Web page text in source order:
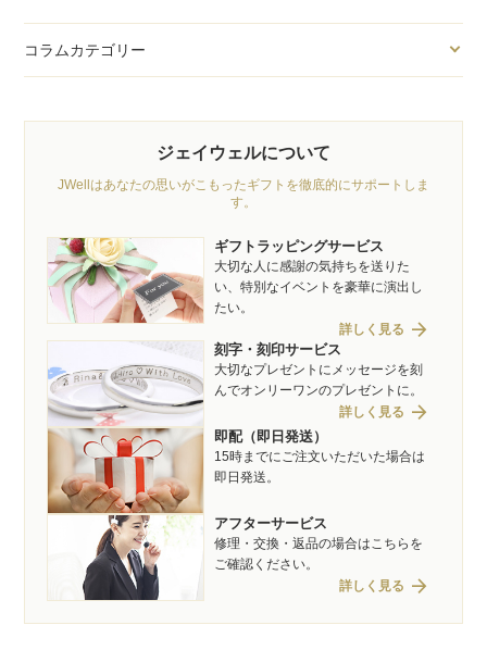
コラムカテゴリー
ジェイウェルについて
JWellはあなたの思いがこもったギフトを徹底的にサポートしま
す。
ギフトラッピングサービス
大切な人に感謝の気持ちを送りた
い、特別なイベントを豪華に演出し
たい。
詳しく見る arrow_forward
刻字・刻印サービス
大切なプレゼントにメッセージを刻
んでオンリーワンのプレゼントに。
詳しく見る arrow_forward
即配（即日発送）
15時までにご注文いただいた場合は
即日発送。
アフターサービス
修理・交換・返品の場合はこちらを
ご確認ください。
詳しく見る arrow_forward